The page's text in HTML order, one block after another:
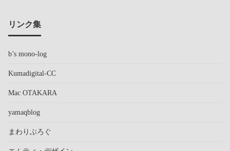
リンク集
b’s mono-log
Kumadigital-CC
Mac OTAKARA
yamaqblog
まわりぶろぐ